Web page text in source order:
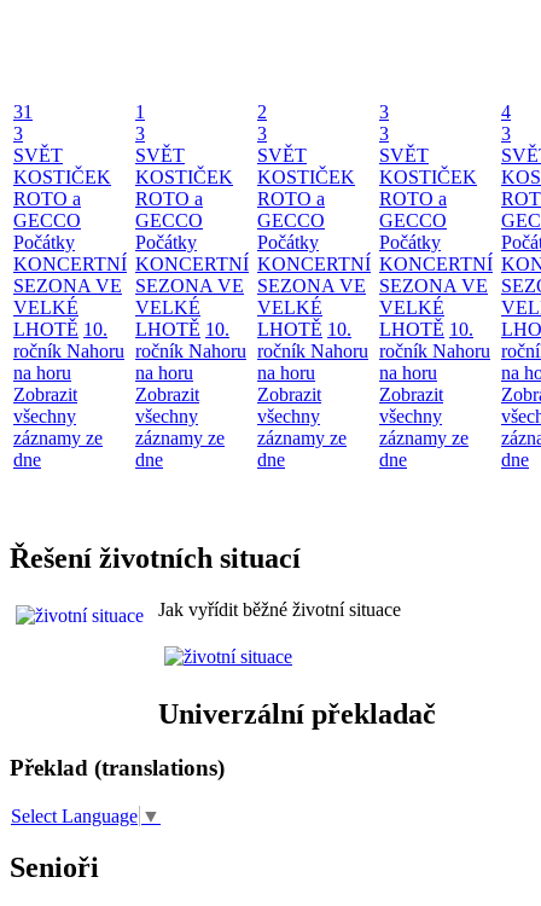
31
3
SVĚT
KOSTIČEK
ROTO a
GECCO
Počátky
KONCERTNÍ
SEZONA VE
VELKÉ
LHOTĚ 10.
ročník Nahoru
na horu
Zobrazit
všechny
záznamy ze
dne
1
3
SVĚT
KOSTIČEK
ROTO a
GECCO
Počátky
KONCERTNÍ
SEZONA VE
VELKÉ
LHOTĚ 10.
ročník Nahoru
na horu
Zobrazit
všechny
záznamy ze
dne
2
3
SVĚT
KOSTIČEK
ROTO a
GECCO
Počátky
KONCERTNÍ
SEZONA VE
VELKÉ
LHOTĚ 10.
ročník Nahoru
na horu
Zobrazit
všechny
záznamy ze
dne
3
3
SVĚT
KOSTIČEK
ROTO a
GECCO
Počátky
KONCERTNÍ
SEZONA VE
VELKÉ
LHOTĚ 10.
ročník Nahoru
na horu
Zobrazit
všechny
záznamy ze
dne
4
3
na
dne
Řešení životních situací
Jak vyřídit běžné životní situace
Univerzální překladač
Překlad (translations)
Select Language ▼
Senioři